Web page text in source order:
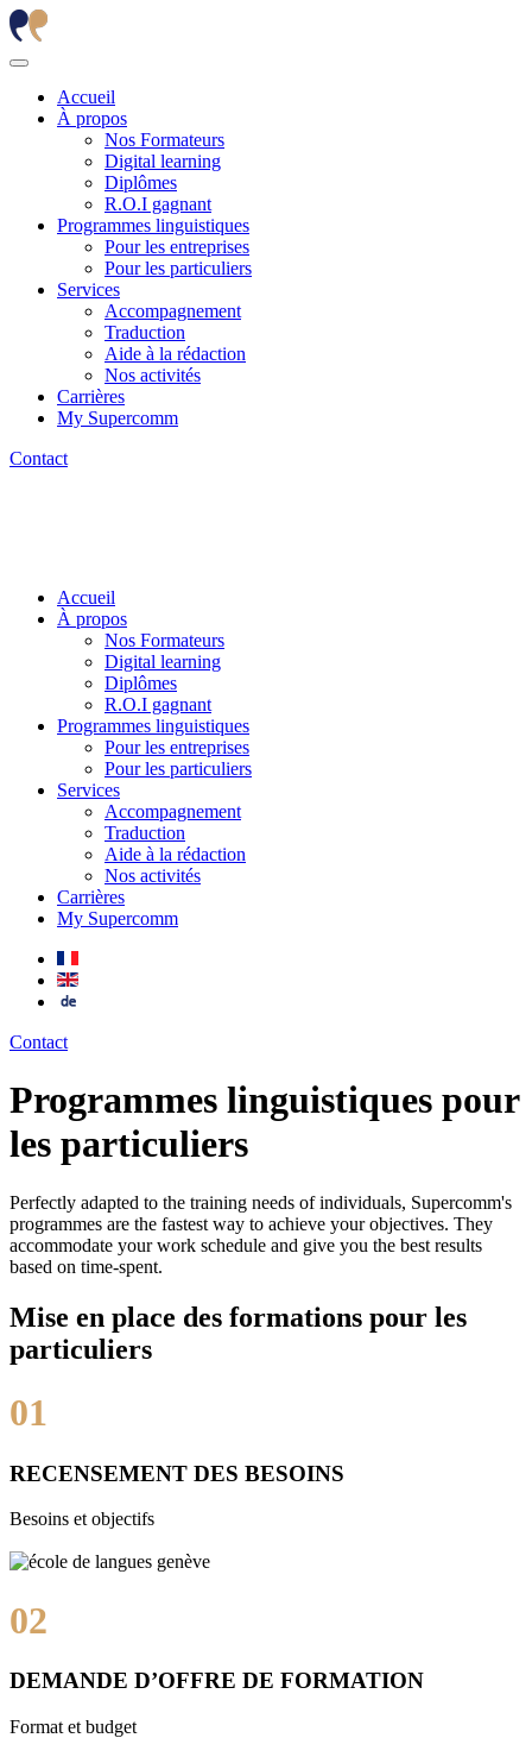
Accueil
À propos
Nos Formateurs
Digital learning
Diplômes
R.O.I gagnant
Programmes linguistiques
Pour les entreprises
Pour les particuliers
Services
Accompagnement
Traduction
Aide à la rédaction
Nos activités
Carrières
My Supercomm
Contact
Accueil
À propos
Nos Formateurs
Digital learning
Diplômes
R.O.I gagnant
Programmes linguistiques
Pour les entreprises
Pour les particuliers
Services
Accompagnement
Traduction
Aide à la rédaction
Nos activités
Carrières
My Supercomm
Contact
Programmes linguistiques pour
les particuliers
Perfectly adapted to the training needs of individuals, Supercomm's
programmes are the fastest way to achieve your objectives. They
accommodate your work schedule and give you the best results
based on time-spent.
Mise en place des formations pour les
particuliers
01
RECENSEMENT DES BESOINS
Besoins et objectifs
02
DEMANDE D’OFFRE DE FORMATION
Format et budget